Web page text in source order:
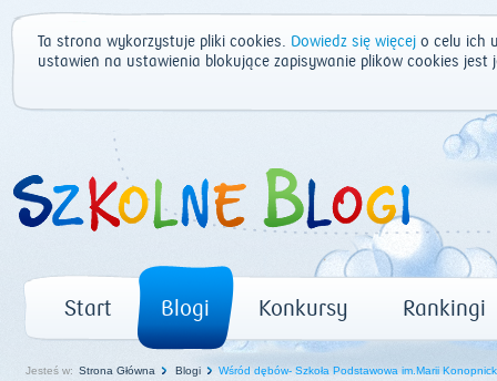
Ta strona wykorzystuje pliki cookies. Dowiedz się więcej o celu ich
ustawień na ustawienia blokujące zapisywanie plików cookies
Start Blogi Konkursy Rankingi
Jesteś w: Strona Główna Blogi Wśród dębów- Szkoła Podstawowa im.Marii